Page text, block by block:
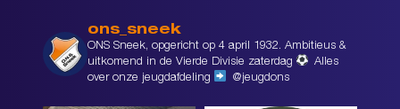
ons_sneek
ONS Sneek, opgericht op 4 april 1932. Ambitieus &
uitkomend in de Vierde Divisie zaterdag
Alles
over onze jeugdafdeling
@jeugdons